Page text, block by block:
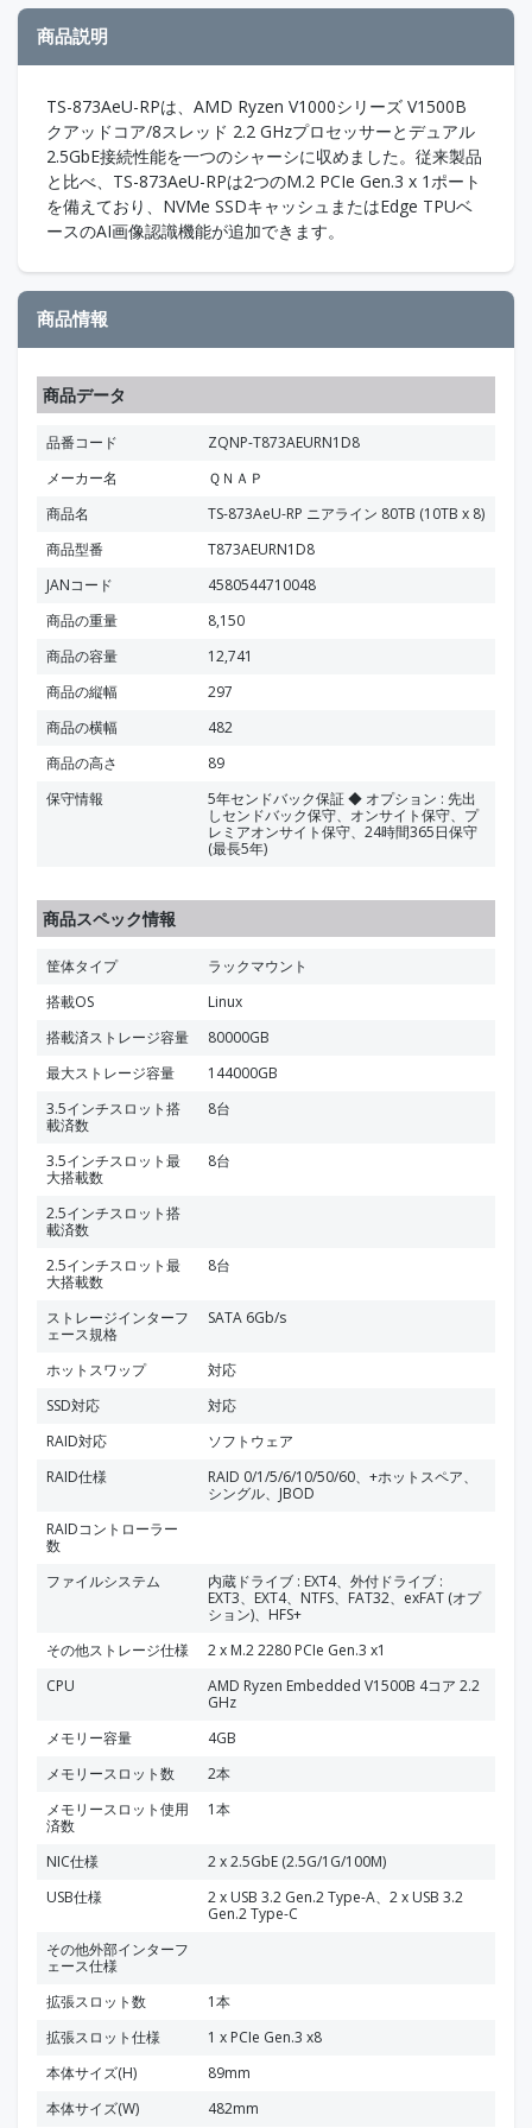
商品説明
TS-873AeU-RPは、AMD Ryzen V1000シリーズ V1500B
クアッドコア/8スレッド 2.2 GHzプロセッサーとデュアル
2.5GbE接続性能を一つのシャーシに収めました。従来製品
と比べ、TS-873AeU-RPは2つのM.2 PCIe Gen.3 x 1ポート
を備えており、NVMe SSDキャッシュまたはEdge TPUベ
ースのAI画像認識機能が追加できます。
商品情報
商品データ
品番コード
ZQNP-T873AEURN1D8
メーカー名
ＱＮＡＰ
商品名
TS-873AeU-RP ニアライン 80TB (10TB x 8)
商品型番
T873AEURN1D8
JANコード
4580544710048
商品の重量
8,150
商品の容量
12,741
商品の縦幅
297
商品の横幅
482
商品の高さ
89
保守情報
5年センドバック保証 ◆ オプション : 先出
しセンドバック保守、オンサイト保守、プ
レミアオンサイト保守、24時間365日保守
(最長5年)
商品スペック情報
筐体タイプ
ラックマウント
搭載OS
Linux
搭載済ストレージ容量
80000GB
最大ストレージ容量
144000GB
3.5インチスロット搭
載済数
8台
3.5インチスロット最
大搭載数
8台
2.5インチスロット搭
載済数
2.5インチスロット最
大搭載数
8台
ストレージインターフ
ェース規格
SATA 6Gb/s
ホットスワップ
対応
SSD対応
対応
RAID対応
ソフトウェア
RAID仕様
RAID 0/1/5/6/10/50/60、+ホットスペア、
シングル、JBOD
RAIDコントローラー
数
ファイルシステム
内蔵ドライブ : EXT4、外付ドライブ :
EXT3、EXT4、NTFS、FAT32、exFAT (オプ
ション)、HFS+
その他ストレージ仕様
2 x M.2 2280 PCIe Gen.3 x1
CPU
AMD Ryzen Embedded V1500B 4コア 2.2
GHz
メモリー容量
4GB
メモリースロット数
2本
メモリースロット使用
済数
1本
NIC仕様
2 x 2.5GbE (2.5G/1G/100M)
USB仕様
2 x USB 3.2 Gen.2 Type-A、2 x USB 3.2
Gen.2 Type-C
その他外部インターフ
ェース仕様
拡張スロット数
1本
拡張スロット仕様
1 x PCIe Gen.3 x8
本体サイズ(H)
89mm
本体サイズ(W)
482mm